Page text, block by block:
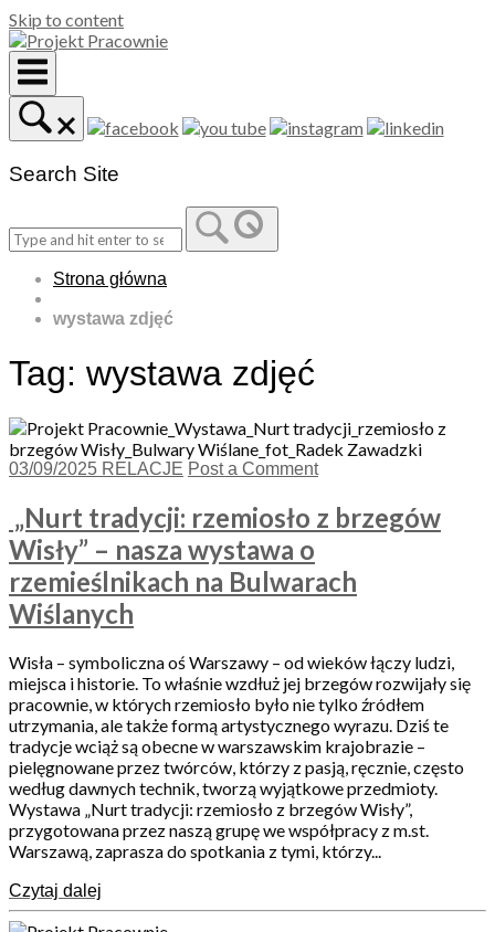
Skip to content
Search Site
Strona główna
wystawa zdjęć
Tag: wystawa zdjęć
03/09/2025 RELACJE Post a Comment
„Nurt tradycji: rzemiosło z brzegów
Wisły” – nasza wystawa o
rzemieślnikach na Bulwarach
Wiślanych
Wisła – symboliczna oś Warszawy – od wieków łączy ludzi,
miejsca i historie. To właśnie wzdłuż jej brzegów rozwijały się
pracownie, w których rzemiosło było nie tylko źródłem
utrzymania, ale także formą artystycznego wyrazu. Dziś te
tradycje wciąż są obecne w warszawskim krajobrazie –
pielęgnowane przez twórców, którzy z pasją, ręcznie, często
według dawnych technik, tworzą wyjątkowe przedmioty.
Wystawa „Nurt tradycji: rzemiosło z brzegów Wisły”,
przygotowana przez naszą grupę we współpracy z m.st.
Warszawą, zaprasza do spotkania z tymi, którzy...
Czytaj dalej